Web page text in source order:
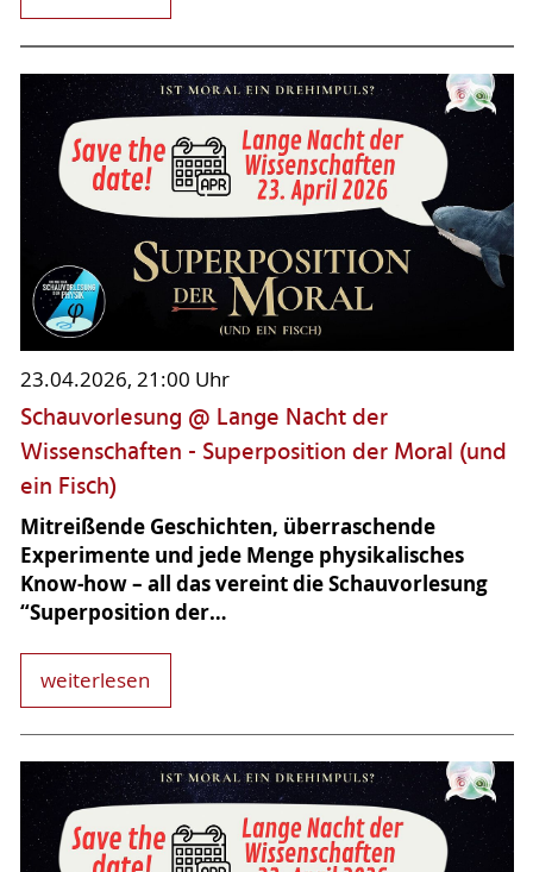
23.04.2026, 21:00 Uhr
Schauvorlesung @ Lange Nacht der
Wissenschaften - Superposition der Moral (und
ein Fisch)
Mitreißende Geschichten, überraschende
Experimente und jede Menge physikalisches
Know-how – all das vereint die Schauvorlesung
“Superposition der…
weiterlesen